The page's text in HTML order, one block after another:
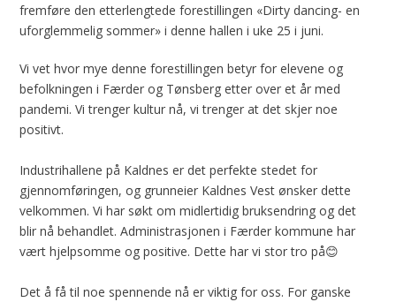
fremføre den etterlengtede forestillingen «Dirty dancing- en
uforglemmelig sommer» i denne hallen i uke 25 i juni.
Vi vet hvor mye denne forestillingen betyr for elevene og
befolkningen i Færder og Tønsberg etter over et år med
pandemi. Vi trenger kultur nå, vi trenger at det skjer noe
positivt.
Industrihallene på Kaldnes er det perfekte stedet for
gjennomføringen, og grunneier Kaldnes Vest ønsker dette
velkommen. Vi har søkt om midlertidig bruksendring og det
blir nå behandlet. Administrasjonen i Færder kommune har
vært hjelpsomme og positive. Dette har vi stor tro på😊
Det å få til noe spennende nå er viktig for oss. For ganske